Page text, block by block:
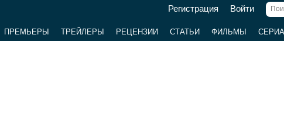
Регистрация Войти
ПРЕМЬЕРЫ ТРЕЙЛЕРЫ РЕЦЕНЗИИ СТАТЬИ ФИЛЬМЫ